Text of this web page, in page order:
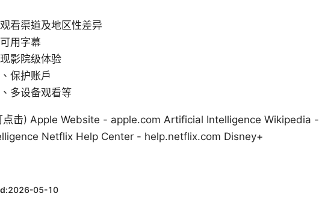
看渠道及地区性差异
用字幕
影院级体验
保护账户
多设备观看等
点击) Apple Website - apple.com Artificial Intelligence Wikipedia -
Netflix Help Center - help.netflix.com Disney+
2026-05-10